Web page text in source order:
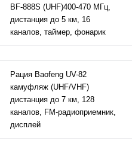
BF-888S (UHF)400-470 МГц,
дистанция до 5 км, 16
каналов, таймер, фонарик
Рация Baofeng UV-82
камуфляж (UHF/VHF)
дистанция до 7 км, 128
каналов, FM-радиоприемник,
дисплей